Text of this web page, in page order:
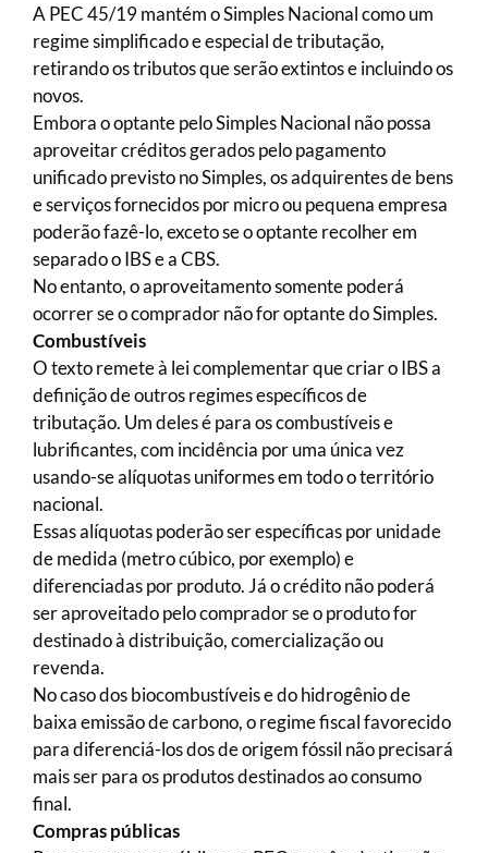
A PEC 45/19 mantém o Simples Nacional como um
regime simplificado e especial de tributação,
retirando os tributos que serão extintos e incluindo os
novos.
Embora o optante pelo Simples Nacional não possa
aproveitar créditos gerados pelo pagamento
unificado previsto no Simples, os adquirentes de bens
e serviços fornecidos por micro ou pequena empresa
poderão fazê-lo, exceto se o optante recolher em
separado o IBS e a CBS.
No entanto, o aproveitamento somente poderá
ocorrer se o comprador não for optante do Simples.
Combustíveis
O texto remete à lei complementar que criar o IBS a
definição de outros regimes específicos de
tributação. Um deles é para os combustíveis e
lubrificantes, com incidência por uma única vez
usando-se alíquotas uniformes em todo o território
nacional.
Essas alíquotas poderão ser específicas por unidade
de medida (metro cúbico, por exemplo) e
diferenciadas por produto. Já o crédito não poderá
ser aproveitado pelo comprador se o produto for
destinado à distribuição, comercialização ou
revenda.
No caso dos biocombustíveis e do hidrogênio de
baixa emissão de carbono, o regime fiscal favorecido
para diferenciá-los dos de origem fóssil não precisará
mais ser para os produtos destinados ao consumo
final.
Compras públicas